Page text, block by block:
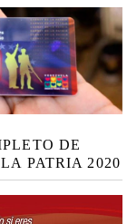
DE
PATRIA 2020